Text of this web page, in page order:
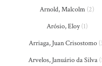
Arnold, Malcolm (2)
Arósio, Eloy(1)
Arriaga, Juan Crisostomo
Arvelos, Januário da Silva